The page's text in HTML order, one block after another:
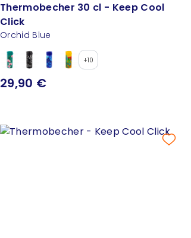
Thermobecher 30 cl - Keep Cool
Click
Orchid Blue
+10
29,90 €